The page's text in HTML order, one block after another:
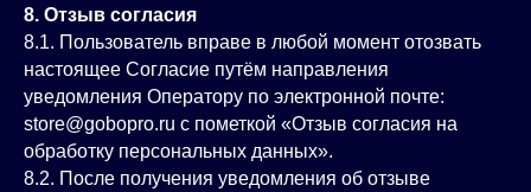
8. Отзыв согласия
8.1. Пользователь вправе в любой момент отозвать
настоящее Согласие путём направления
уведомления Оператору по электронной почте:
store@gobopro.ru с пометкой «Отзыв согласия на
обработку персональных данных».
8.2. После получения уведомления об отзыве